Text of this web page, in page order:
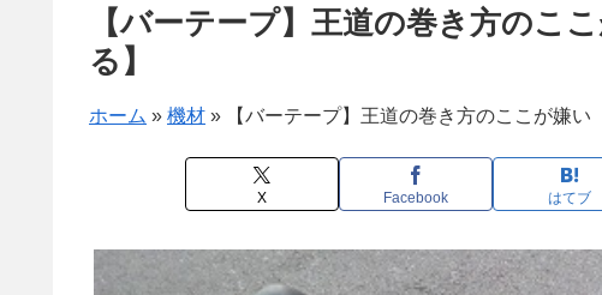
【バーテープ】王道の巻き方のこ
る】
ホーム » 機材 » 【バーテープ】王道の巻き方のここが嫌い
X Facebook はてブ